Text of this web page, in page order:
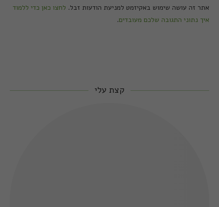
אתר זה עושה שימוש באקיזמט למניעת הודעות זבל. לחצו כאן כדי ללמוד
איך נתוני התגובה שלכם מעובדים.
קצת עלי